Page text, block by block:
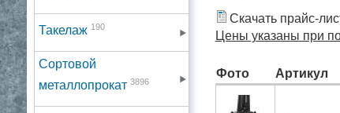
Такелаж 190
Сортовой
металлопрокат 3896
Скачать прайс-
Цены указаны при
Фото Артикул